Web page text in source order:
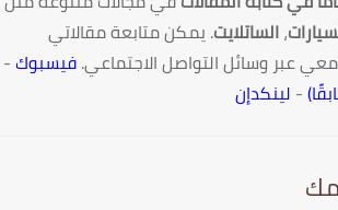
،الساتلايت. يمكن متابعة مقالاتي
عبر وسائل التواصل الاجتماعي.فيسبوك-
-لينكدإن